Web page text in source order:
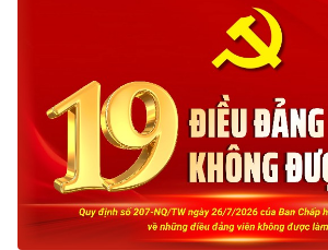
chính sách lớn về xây dựng Đảng,
phát triển và bảo vệ đất nước.